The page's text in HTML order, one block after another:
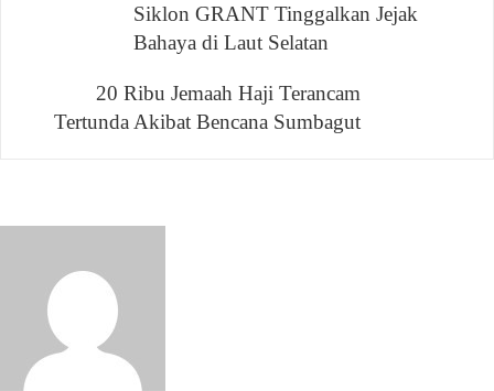
NavigasiSiklon GRANT Tinggalkan Jejak
Bahaya di Laut Selatan
20 Ribu Jemaah Haji Terancam
Tertunda Akibat Bencana Sumbagut